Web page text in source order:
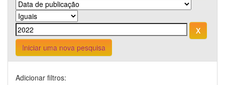
Iniciar uma nova pesquisa
Adicionar filtros: